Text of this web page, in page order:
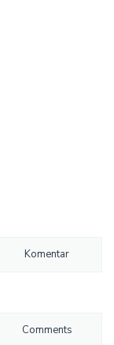
Komentar
Comments